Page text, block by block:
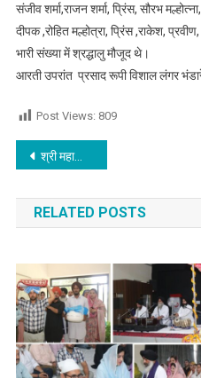
संजीव शर्मा,राजन शर्मा, प्रिंस, सौरभ
दीपक ,रोहित मल्होत्रा, प्रिंस ,राकेश,
भारी संख्या में श्रद्धालु मौजूद थे।
आरती उपरांत प्रसाद रूपी विशाल लंगर
Post Views: 809
Post navigation
श्री महाकाली मंदिर दशहरा कमेटी रजि: ने राज कुमार शर्मा को किया पंडाल सचिव नियुक्त
RELATED POSTS